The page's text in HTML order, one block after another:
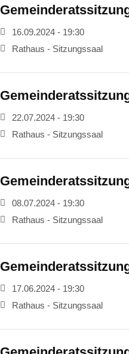
16.09.2024 - 19:30
Rathaus - Sitzungssaal
22.07.2024 - 19:30
Rathaus - Sitzungssaal
08.07.2024 - 19:30
Rathaus - Sitzungssaal
17.06.2024 - 19:30
Rathaus - Sitzungssaal